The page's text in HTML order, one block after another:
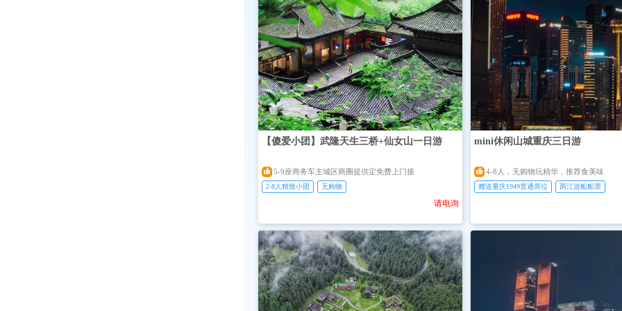
【傻爱小团】武隆天生三桥+仙女山一日游
 5-9座商务车主城区商圈提供定免费上门接
2-8人精致小团 无购物
请电询
mini休闲山城重庆三日游
 4-8人，无购物玩精华，推荐食美味
赠送重庆1949普通席位 两江游船船票